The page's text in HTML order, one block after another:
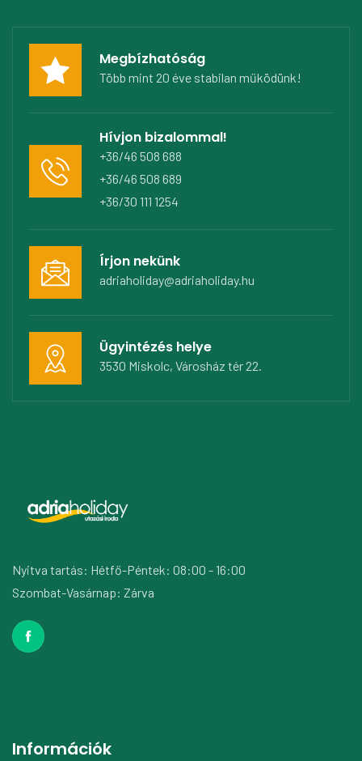
Megbízhatóság
Több mint 20 éve stabilan működünk!
Hívjon bizalommal!
+36/46 508 688
+36/46 508 689
+36/30 111 1254
Írjon nekünk
adriaholiday@adriaholiday.hu
Ügyintézés helye
3530 Miskolc, Városház tér 22.
Nyitva tartás: Hétfő-Péntek: 08:00 - 16:00
Szombat-Vasárnap: Zárva
Információk